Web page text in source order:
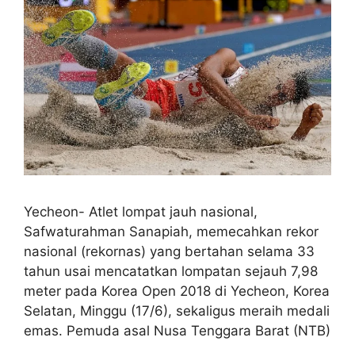
Yecheon- Atlet lompat jauh nasional,
Safwaturahman Sanapiah, memecahkan rekor
nasional (rekornas) yang bertahan selama 33
tahun usai mencatatkan lompatan sejauh 7,98
meter pada Korea Open 2018 di Yecheon, Korea
Selatan, Minggu (17/6), sekaligus meraih medali
emas. Pemuda asal Nusa Tenggara Barat (NTB)